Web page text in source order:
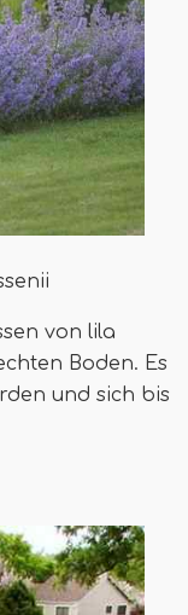
von lila
Boden. Es
und sich bis